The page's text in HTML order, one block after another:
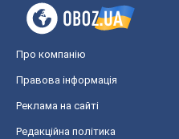
Про компанію
Правова інформація
Реклама на сайті
Редакційна політика